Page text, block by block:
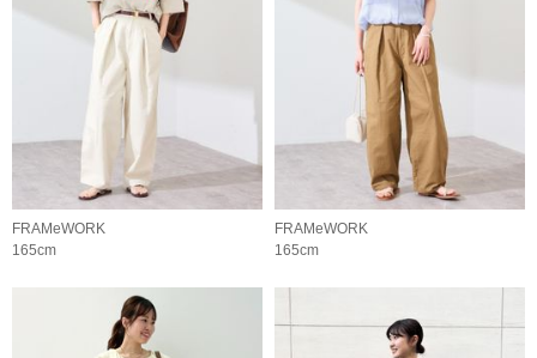
FRAMeWORK
165cm
FRAMeWORK
165cm